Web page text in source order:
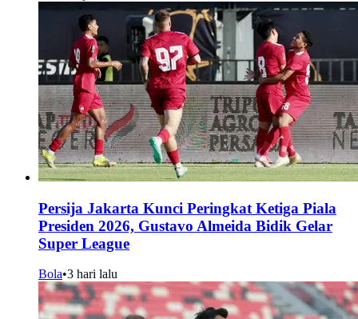
Persija Jakarta Kunci Peringkat Ketiga Piala
Presiden 2026, Gustavo Almeida Bidik Gelar
Super League
Bola•3 hari lalu